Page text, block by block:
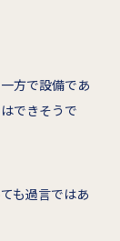
方で設備であ
できそうで
も過言ではあ